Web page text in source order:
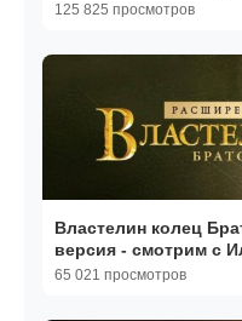
125 825 просмотров
Властелин колец
версия - смотрим с
65 021 просмотров